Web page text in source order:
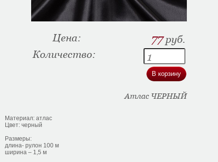
Цена: 77руб.
Количество:
Атлас ЧЕРНЫЙ
Материал: атлас
Цвет: черный
Размеры:
длина- рулон 100 м
ширина – 1,5 м